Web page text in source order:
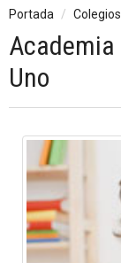
Portada Colegios
Uno